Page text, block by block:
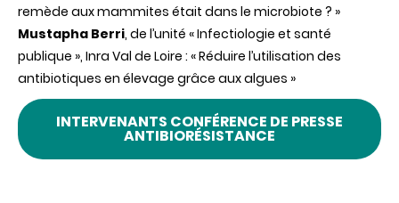
remède aux mammites était dans le microbiote ? »
Mustapha Berri, de l’unité « Infectiologie et santé
publique », Inra Val de Loire : « Réduire l’utilisation des
antibiotiques en élevage grâce aux algues »
INTERVENANTS CONFÉRENCE DE PRESSE
ANTIBIORÉSISTANCE